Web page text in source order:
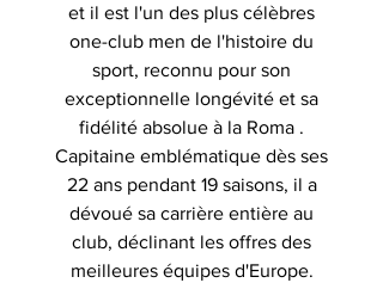
et il est l'un des plus célèbres
one-club men de l'histoire du
sport, reconnu pour son
exceptionnelle longévité et sa
fidélité absolue à la Roma .
Capitaine emblématique dès ses
22 ans pendant 19 saisons, il a
dévoué sa carrière entière au
club, déclinant les offres des
meilleures équipes d'Europe.